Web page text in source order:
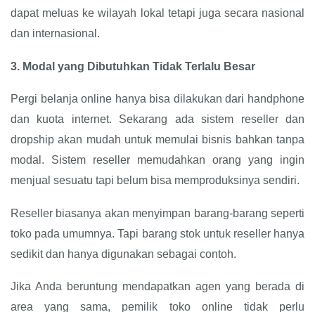
dapat meluas ke wilayah lokal tetapi juga secara nasional
dan internasional.
3. Modal yang Dibutuhkan Tidak Terlalu Besar
Pergi belanja online hanya bisa dilakukan dari handphone
dan kuota internet. Sekarang ada sistem reseller dan
dropship akan mudah untuk memulai bisnis bahkan tanpa
modal. Sistem reseller memudahkan orang yang ingin
menjual sesuatu tapi belum bisa memproduksinya sendiri.
Reseller biasanya akan menyimpan barang-barang seperti
toko pada umumnya. Tapi barang stok untuk reseller hanya
sedikit dan hanya digunakan sebagai contoh.
Jika Anda beruntung mendapatkan agen yang berada di
area yang sama, pemilik toko online tidak perlu